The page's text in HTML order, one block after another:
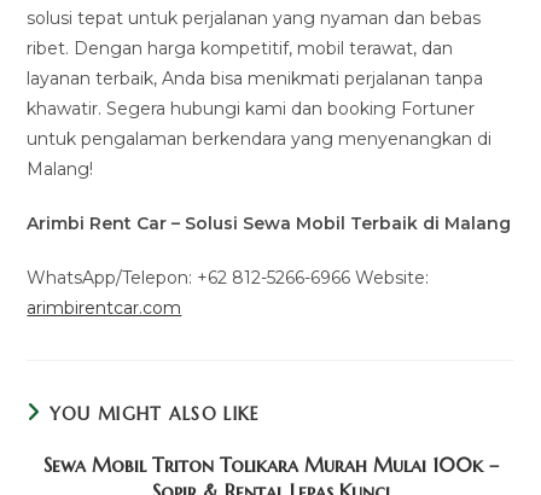
solusi tepat untuk perjalanan yang nyaman dan bebas
ribet. Dengan harga kompetitif, mobil terawat, dan
layanan terbaik, Anda bisa menikmati perjalanan tanpa
khawatir. Segera hubungi kami dan booking Fortuner
untuk pengalaman berkendara yang menyenangkan di
Malang!
Arimbi Rent Car – Solusi Sewa Mobil Terbaik di Malang
WhatsApp/Telepon: +62 812-5266-6966 Website:
arimbirentcar.com
YOU MIGHT ALSO LIKE
Sewa Mobil Triton Tolikara Murah Mulai 100k –